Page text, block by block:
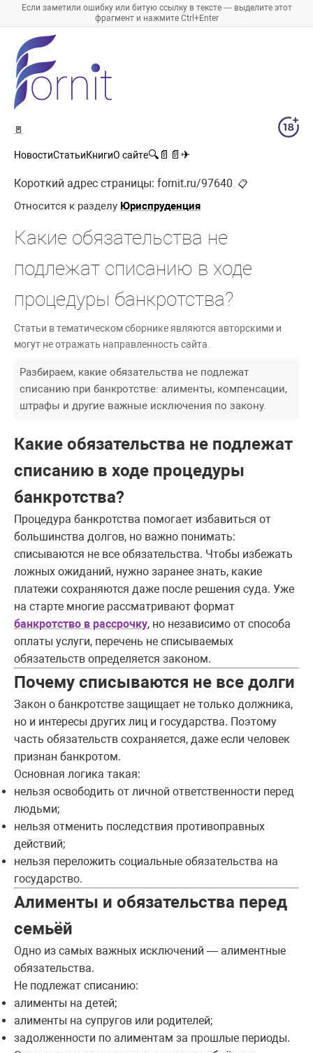
Если заметили ошибку или битую ссылку в тексте — выделите этот
фрагмент и нажмите Ctrl+Enter
🚪
НовостиСтатьиКнигиО сайте🔍 📄 📄 ✈
Короткий адрес страницы: fornit.ru/97640 📋
Относится к разделу Юриспруденция
Какие обязательства не
подлежат списанию в ходе
процедуры банкротства?
Статьи в тематическом сборнике являются авторскими и
могут не отражать направленность сайта.
Разбираем, какие обязательства не подлежат
списанию при банкротстве: алименты, компенсации,
штрафы и другие важные исключения по закону.
Какие обязательства не подлежат
списанию в ходе процедуры
банкротства?
Процедура банкротства помогает избавиться от
большинства долгов, но важно понимать:
списываются не все обязательства. Чтобы избежать
ложных ожиданий, нужно заранее знать, какие
платежи сохраняются даже после решения суда. Уже
на старте многие рассматривают формат
банкротство в рассрочку, но независимо от способа
оплаты услуги, перечень не списываемых
обязательств определяется законом.
Почему списываются не все долги
Закон о банкротстве защищает не только должника,
но и интересы других лиц и государства. Поэтому
часть обязательств сохраняется, даже если человек
признан банкротом.
Основная логика такая:
нельзя освободить от личной ответственности перед
людьми;
нельзя отменить последствия противоправных
действий;
нельзя переложить социальные обязательства на
государство.
Алименты и обязательства перед
семьёй
Одно из самых важных исключений — алиментные
обязательства.
Не подлежат списанию:
алименты на детей;
алименты на супругов или родителей;
задолженности по алиментам за прошлые периоды.